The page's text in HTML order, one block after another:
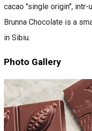
cacao "single origin", intr-
Brunna Chocolate is a
in Sibiu.
Photo Gallery